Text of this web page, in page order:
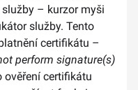
– kurzor myši
služby. Tento
certifikátu –
perform signature(s)
ověření certifikátu